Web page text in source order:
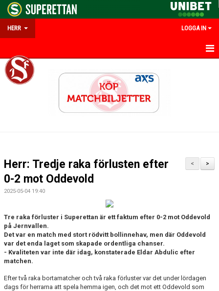
HERR LOGGA IN
HEM
>
<
Herr: Tredje raka förlusten efter
0-2 mot Oddevold
2025-05-04 19:40
Tre raka förluster i Superettan är ett faktum efter 0-2 mot Oddevold
på Jernvallen.
Det var en match med stort rödvitt bollinnehav, men där Oddevold
var det enda laget som skapade ordentliga chanser.
- Kvaliteten var inte där idag, konstaterade Eldar Abdulic efter
matchen.
Efter två raka bortamatcher och två raka förluster var det under lördagen
dags för herrarna att spela hemma igen, och det mot ett Oddevold som